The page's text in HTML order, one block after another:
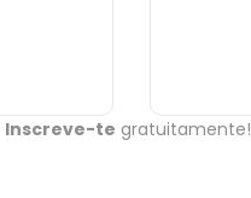
Inscreve-te gratuitamente!